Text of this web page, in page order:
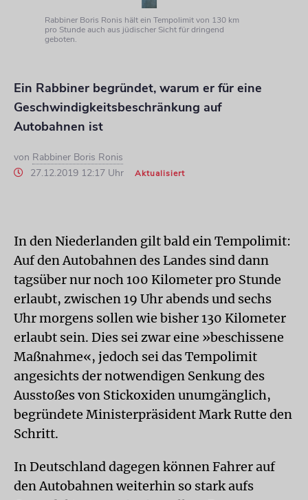
Rabbiner Boris Ronis hält ein Tempolimit von 130 km
pro Stunde auch aus jüdischer Sicht für dringend
geboten.
Ein Rabbiner begründet, warum er für eine
Geschwindigkeitsbeschränkung auf
Autobahnen ist
von Rabbiner Boris Ronis
27.12.2019 12:17 Uhr
Aktualisiert
In den Niederlanden gilt bald ein Tempolimit:
Auf den Autobahnen des Landes sind dann
tagsüber nur noch 100 Kilometer pro Stunde
erlaubt, zwischen 19 Uhr abends und sechs
Uhr morgens sollen wie bisher 130 Kilometer
erlaubt sein. Dies sei zwar eine »beschissene
Maßnahme«, jedoch sei das Tempolimit
angesichts der notwendigen Senkung des
Ausstoßes von Stickoxiden unumgänglich,
begründete Ministerpräsident Mark Rutte den
Schritt.
In Deutschland dagegen können Fahrer auf
den Autobahnen weiterhin so stark aufs